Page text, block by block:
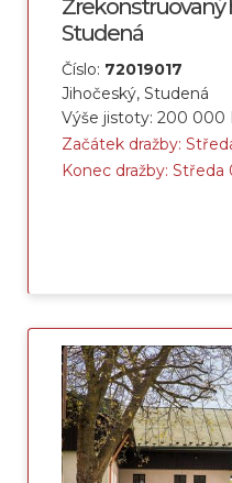
Zrekonstruovaný
Studená
Číslo: 72019017
Jihočeský, Studená
Výše jistoty: 200 000
Začátek dražby:
Konec dražby: Středa